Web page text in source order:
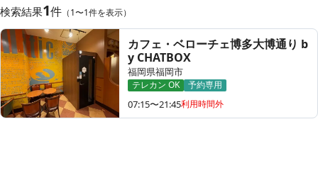
いい会議室（会議室専用スペース）
FCオーナー募集
コワーキング運営DXシステム
E Solution
検索結果1件 （1〜1件を表示）
カフェ・ベローチェ博多大博通り b
y CHATBOX
福岡県福岡市
テレカン OK 予約専用
07:15〜21:45利用時間外